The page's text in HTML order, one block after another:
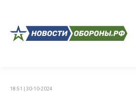
18:51 | 30-10-2024